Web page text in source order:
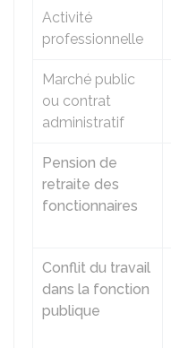
Activité
professionnelle
Marché public
ou contrat
administratif
Pension de
retraite des
fonctionnaires
Conflit du travail
dans la fonction
publique